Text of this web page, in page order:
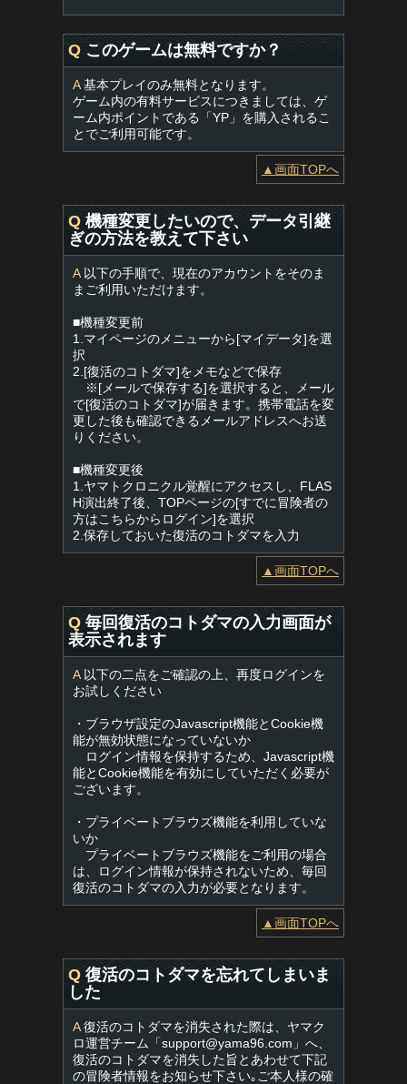
Q このゲームは無料ですか？
A基本プレイのみ無料となります。
ゲーム内の有料サービスにつきましては、ゲ
ーム内ポイントである「YP」を購入されるこ
とでご利用可能です。
▲画面TOPへ
Q 機種変更したいので、データ引継
ぎの方法を教えて下さい
A以下の手順で、現在のアカウントをそのま
まご利用いただけます。
■機種変更前
1.マイページのメニューから[マイデータ]を選
択
2.[復活のコトダマ]をメモなどで保存
※[メールで保存する]を選択すると、メール
で[復活のコトダマ]が届きます。携帯電話を変
更した後も確認できるメールアドレスへお送
りください。
■機種変更後
1.ヤマトクロニクル覚醒にアクセスし、FLAS
H演出終了後、TOPページの[すでに冒険者の
方はこちらからログイン]を選択
2.保存しておいた復活のコトダマを入力
▲画面TOPへ
Q 毎回復活のコトダマの入力画面が
表示されます
A以下の二点をご確認の上、再度ログインを
お試しください
・ブラウザ設定のJavascript機能とCookie機
能が無効状態になっていないか
ログイン情報を保持するため、Javascript機
能とCookie機能を有効にしていただく必要が
ございます。
・プライベートブラウズ機能を利用していな
いか
プライベートブラウズ機能をご利用の場合
は、ログイン情報が保持されないため、毎回
復活のコトダマの入力が必要となります。
▲画面TOPへ
Q 復活のコトダマを忘れてしまいま
した
A復活のコトダマを消失された際は、ヤマク
ロ運営チーム「support@yama96.com 」へ、
復活のコトダマを消失した旨とあわせて下記
の冒険者情報をお知らせ下さい｡ご本人様の確